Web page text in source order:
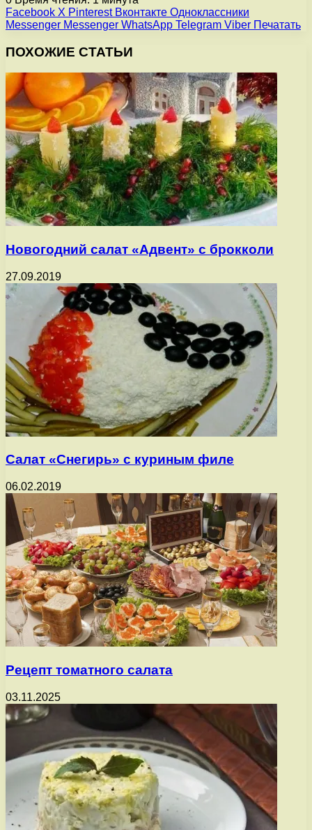
Facebook X Pinterest Вконтакте Одноклассники
Messenger Messenger WhatsApp Telegram Viber Печатать
ПОХОЖИЕ СТАТЬИ
Новогодний салат «Адвент» с брокколи
27.09.2019
Салат «Снегирь» с куриным филе
06.02.2019
Рецепт томатного салата
03.11.2025